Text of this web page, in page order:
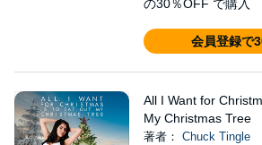
の30％OFF で購入
会員登録で
All I Want for
My Christmas Tree
著者： Chuck Tingle